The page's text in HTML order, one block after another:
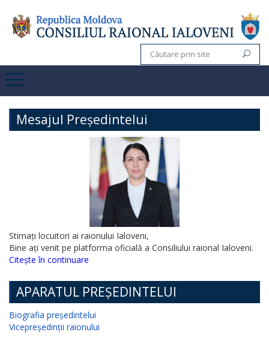
Mesajul Președintelui
Stimați locuitori ai raionului Ialoveni,
Bine ați venit pe platforma oficială a Consiliului raional Ialoveni.
Citește în continuare
APARATUL PREȘEDINTELUI
Biografia președintelui
Vicepreședinții raionului